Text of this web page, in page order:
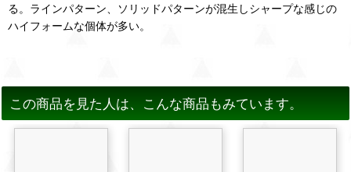
る。ラインパターン、ソリッドパターンが混生しシャープな感じの
ハイフォームな個体が多い。
この商品を見た人は、こんな商品もみています。